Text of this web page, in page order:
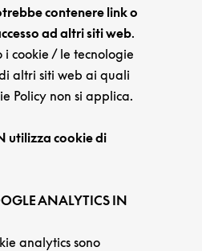
contenere link o
ad altri siti web.
cookie / le tecnologie
altri siti web ai quali
Policy non si applica.
utilizza cookie di
ANALYTICS IN
analytics sono